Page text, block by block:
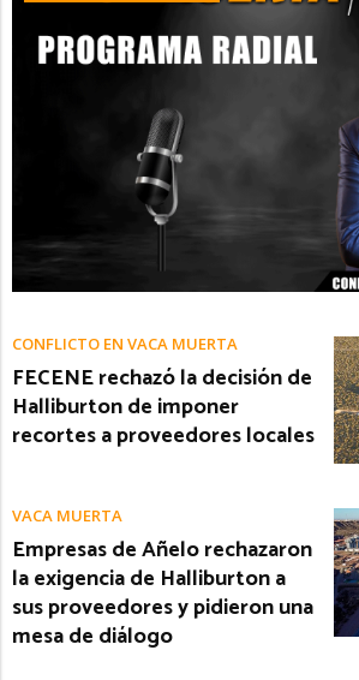
CONFLICTO EN VACA MUERTA
FECENE rechazó la decisión de
Halliburton de imponer
recortes a proveedores locales
VACA MUERTA
Empresas de Añelo rechazaron
la exigencia de Halliburton a
sus proveedores y pidieron una
mesa de diálogo